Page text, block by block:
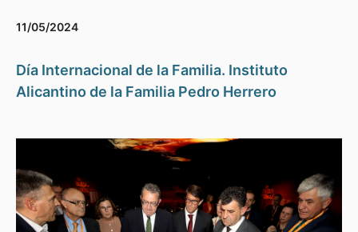
11/05/2024
Día Internacional de la Familia. Instituto
Alicantino de la Familia Pedro Herrero